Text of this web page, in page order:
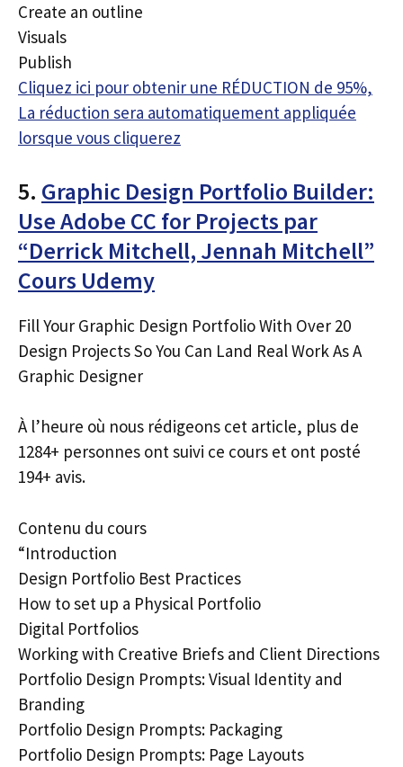
Create an outline
Visuals
Publish
Cliquez ici pour obtenir une RÉDUCTION de 95%,
La réduction sera automatiquement appliquée
lorsque vous cliquerez
5. Graphic Design Portfolio Builder:
Use Adobe CC for Projects par
“Derrick Mitchell, Jennah Mitchell”
Cours Udemy
Fill Your Graphic Design Portfolio With Over 20
Design Projects So You Can Land Real Work As A
Graphic Designer
À l’heure où nous rédigeons cet article, plus de
1284+ personnes ont suivi ce cours et ont posté
194+ avis.
Contenu du cours
“Introduction
Design Portfolio Best Practices
How to set up a Physical Portfolio
Digital Portfolios
Working with Creative Briefs and Client Directions
Portfolio Design Prompts: Visual Identity and
Branding
Portfolio Design Prompts: Packaging
Portfolio Design Prompts: Page Layouts